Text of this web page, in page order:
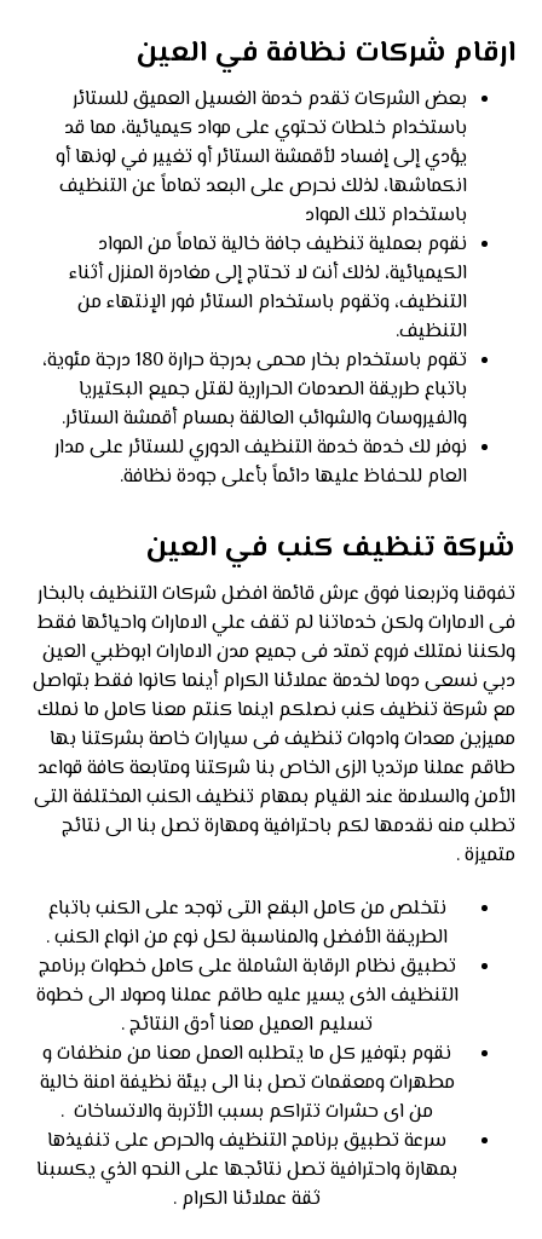
ارقام شركات نظافة في العين
بعض الشركات تقدم خدمة الغسيل العميق للستائر
باستخدام خلطات تحتوي على مواد كيميائية، مما قد
يؤدي إلى إفساد لأقمشة الستائر أو تغيير في لونها أو
انكماشها، لذلك نحرص على البعد تماماً عن التنظيف
باستخدام تلك المواد
نقوم بعملية تنظيف جافة خالية تماماً من المواد
الكيميائية، لذلك أنت لا تحتاج إلى مغادرة المنزل أثناء
التنظيف، وتقوم باستخدام الستائر فور الإنتهاء من
التنظيف.
تقوم باستخدام بخار محمى بدرجة حرارة 180 درجة مئوية،
باتباع طريقة الصدمات الحرارية لقتل جميع البكتيريا
والفيروسات والشوائب العالقة بمسام أقمشة الستائر.
نوفر لك خدمة خدمة التنظيف الدوري للستائر على مدار
العام للحفاظ عليها دائماً بأعلى جودة نظافة.
شركة تنظيف كنب في العين
تفوقنا وتربعنا فوق عرش قائمة افضل شركات التنظيف بالبخار
فى الامارات ولكن خدماتنا لم تقف علي الامارات واحيائها فقط
ولكننا نمتلك فروع تمتد فى جميع مدن الامارات ابوظبي العين
دبي نسعى دوما لخدمة عملائنا الكرام أينما كانوا فقط بتواصل
مع شركة تنظيف كنب نصلكم اينما كنتم معنا كامل ما نملك
مميزين معدات وادوات تنظيف فى سيارات خاصة بشركتنا بها
طاقم عملنا مرتديا الزى الخاص بنا شركتنا ومتابعة كافة قواعد
الأمن والسلامة عند القيام بمهام تنظيف الكنب المختلفة التى
تطلب منه نقدمها لكم باحترافية ومهارة تصل بنا الى نتائج
متميزة .
نتخلص من كامل البقع التى توجد على الكنب باتباع
الطريقة الأفضل والمناسبة لكل نوع من انواع الكنب .
تطبيق نظام الرقابة الشاملة على كامل خطوات برنامج
التنظيف الذى يسير عليه طاقم عملنا وصولا الى خطوة
تسليم العميل معنا أدق النتائج .
نقوم بتوفير كل ما يتطلبه العمل معنا من منظفات و
مطهرات ومعقمات تصل بنا الى بيئة نظيفة امنة خالية
من اى حشرات تتراكم بسبب الأتربة والاتساخات .
سرعة تطبيق برنامج التنظيف والحرص على تنفيذها
بمهارة واحترافية تصل نتائجها على النحو الذي يكسبنا
ثقة عملائنا الكرام .